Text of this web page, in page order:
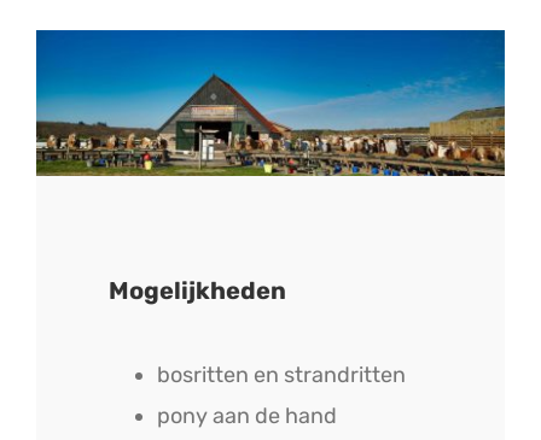
Mogelijkheden
bosritten en strandritten
pony aan de hand